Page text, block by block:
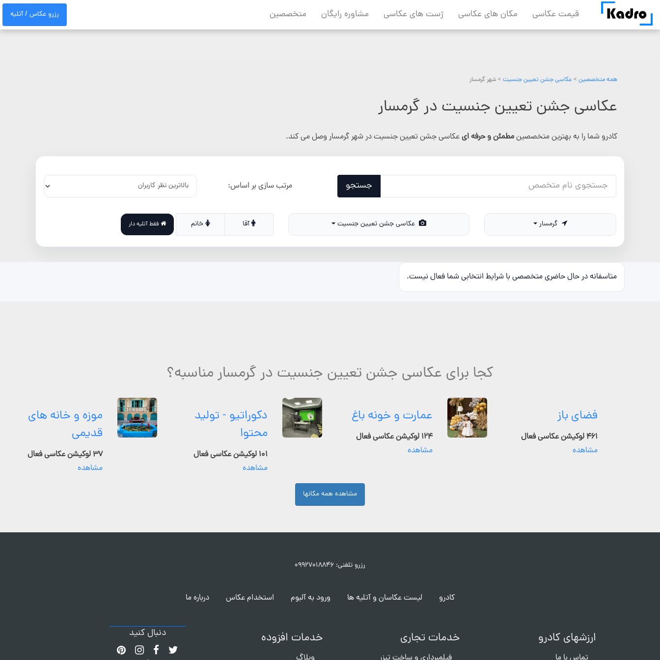
content
قیمت عکاسی مکان های عکاسی ژست های عکاسی مشاوره رایگان متخصصین رزرو عکاس / آتلیه
همه متخصصین > عکاسی جشن تعیین جنسیت > شهر گرمسار
عکاسی جشن تعیین جنسیت در گرمسار
کادرو شما را به بهترین متخصصینمطمئن و حرفه ایعکاسی جشن تعیین جنسیت در شهر گرمسار وصل می کند.
جستجو مرتب سازی بر اساس:
عکاسی جشن تعیین جنسیت آقا خانم فقط آتلیه دار
متاسفانه در حال حاضری متخصصی با شرایط انتخابی شما فعال نیست.
کجا برای عکاسی جشن تعیین جنسیت در گرمسار مناسبه؟
فضای باز
۴۶۱ لوکیشن عکاسی فعال
مشاهده
عمارت و خونه باغ
۱۲۴ لوکیشن عکاسی فعال
مشاهده
دکوراتیو - تولید
محتوا
۱۰۱ لوکیشن عکاسی فعال
مشاهده
موزه و خانه های
قدیمی
۳۷ لوکیشن عکاسی فعال
مشاهده
مشاهده همه مکانها
رزرو تلفنی: ۰۹۹۲۷۰۱۸۸۴۶
کادرو لیست عکاسان و آتلیه ها ورود به آلبوم استخدام عکاس درباره ما
ارزشهای کادرو خدمات تجاری خدمات افزوده دنبال کنید